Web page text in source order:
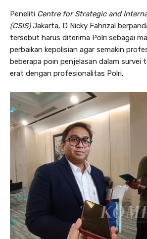
Peneliti Centre for Strategic and
(CSIS)Jakarta, D Nicky Fahrizal
tersebut harus diterima Polri sebagai
perbaikan kepolisian agar semakin
beberapa poin penjelasan dalam survei
erat dengan profesionalitas Polri.